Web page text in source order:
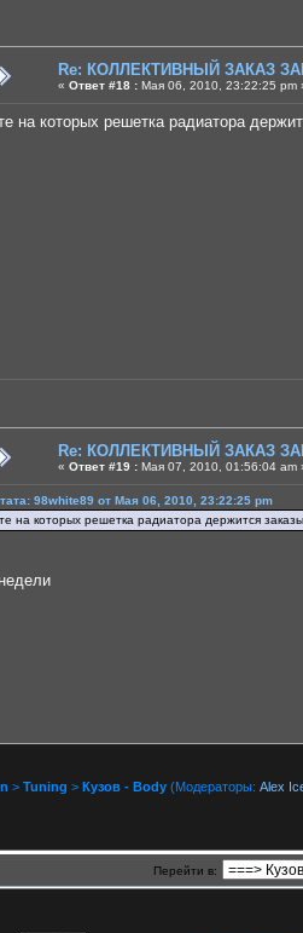
Re: КОЛЛЕКТИВНЫЙ ЗАКАЗ
« Ответ #18 : Мая 06, 2010, 23:22:25 pm
на которых решетка радиатора
Re: КОЛЛЕКТИВНЫЙ ЗАКАЗ
« Ответ #19 : Мая 07, 2010, 01:56:04 am
98white89 от Мая 06, 2010, 23:22:25 pm
на которых решетка радиатора держится
> Tuning > Кузов - Body (Модераторы: Alex
Перейти в: